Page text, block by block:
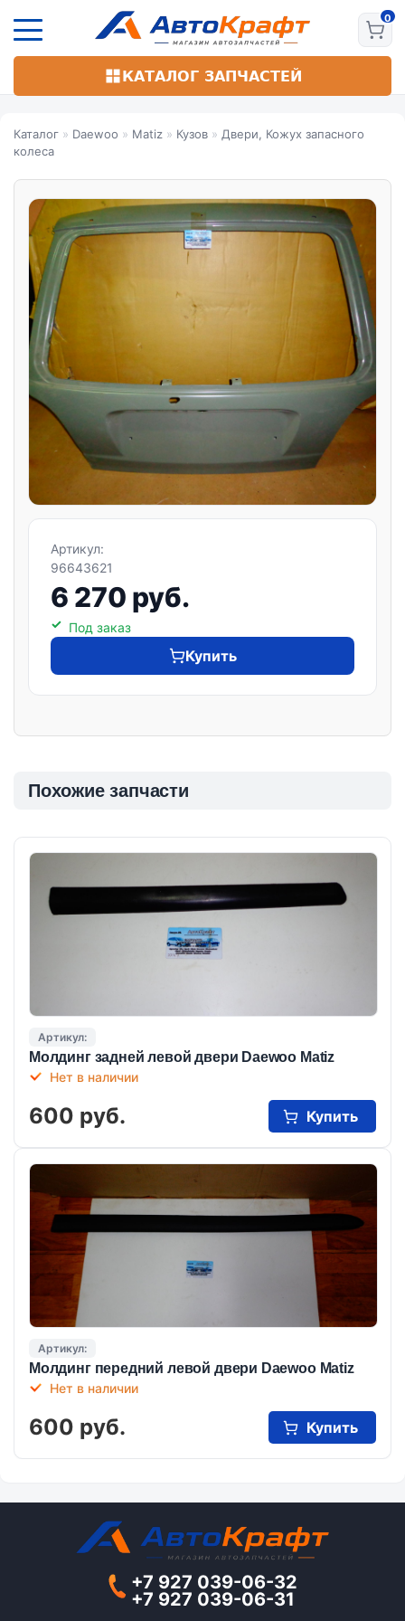
основному
КАТАЛОГ ЗАПЧАСТЕЙ
Каталог » Daewoo » Matiz » Кузов » Двери, Кожух запасного
колеса
Артикул:
96643621
6 270 руб.
Под заказ
Купить
Похожие запчасти
Артикул:
Молдинг задней левой двери Daewoo Matiz
Нет в наличии
600 руб. Купить
Артикул:
Молдинг передний левой двери Daewoo Matiz
Нет в наличии
600 руб. Купить
+7 927 039-06-32
+7 927 039-06-31